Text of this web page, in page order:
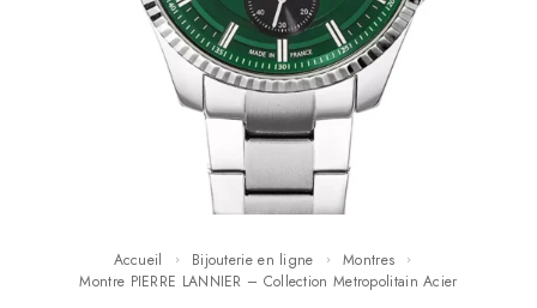
Accueil Bijouterie en ligne
Montres
Montre PIERRE LANNIER – Collection Metropolitain Acier